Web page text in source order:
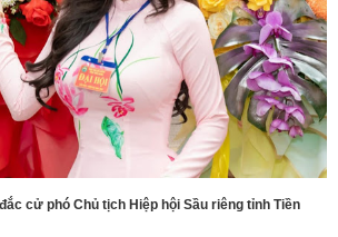
cử phó Chủ tịch Hiệp hội Sầu riêng tỉnh Tiền